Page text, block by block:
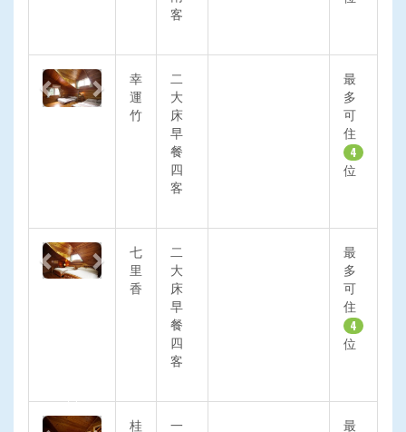
客
PreviousNext
幸
運
竹
二
大
床
早
餐
四
客
最
多
可
住
4
位
PreviousNext
七
里
香
二
大
床
早
餐
四
客
最
多
可
住
4
位
桂 一 最